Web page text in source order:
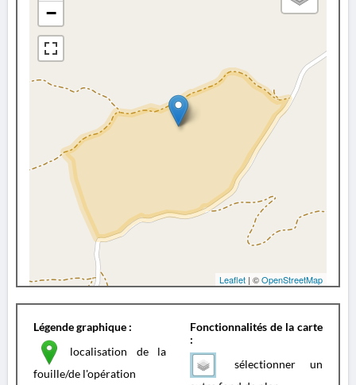
−
Leaflet | ©OpenStreetMap
Légende graphique :
localisation de la
fouille/de l'opération
Fonctionnalités de la carte
:
sélectionner un